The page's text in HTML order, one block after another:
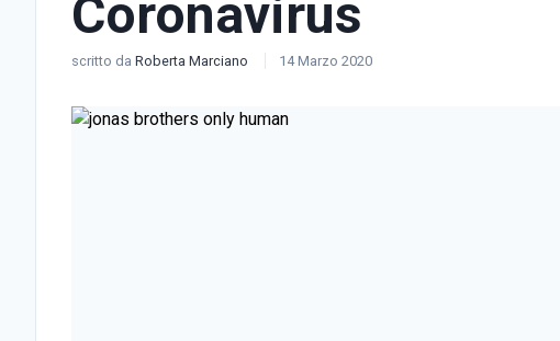
Coronavirus
scritto da Roberta Marciano 14 Marzo 2020